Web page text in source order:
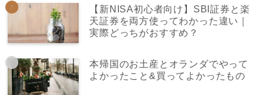
【新NISA初心者向け】SBI証券と楽
天証券を両方使ってわかった違い｜
実際どっちがおすすめ？
本帰国のお土産とオランダでやって
よかったこと&買ってよかったもの